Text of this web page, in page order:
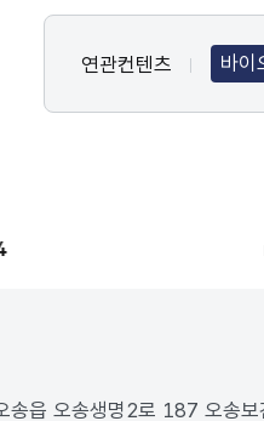
연관컨텐츠 바이
읍 오송생명2로 187 오송보